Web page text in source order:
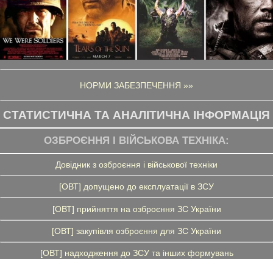
НОРМИ ЗАБЕЗПЕЧЕННЯ »»
СТАТИСТИЧНА ТА АНАЛІТИЧНА ІНФОРМАЦІЯ
ОЗБРОЄННЯ І ВІЙСЬКОВА ТЕХНІКА:
Довідник з озброєння і військової техніки
[ОВТ] допущено до експлуатації в ЗСУ
[ОВТ] прийняття на озброєння ЗС України
[ОВТ] закупівля озброєння для ЗС України
[ОВТ] надходження до ЗСУ та інших формувань